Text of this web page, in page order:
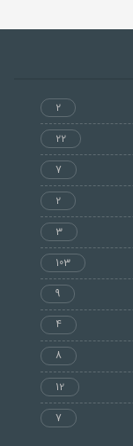
2
22
7
2
3
103
9
4
8
12
7